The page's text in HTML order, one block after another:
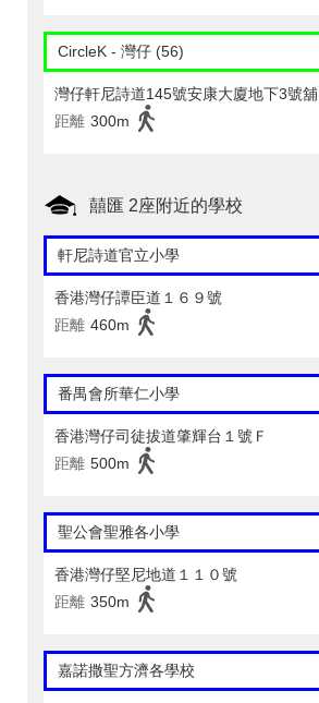
CircleK - 灣仔 (56)
灣仔軒尼詩道145號安康大廈地下3號舖
距離 300m
囍匯 2座附近的學校
軒尼詩道官立小學
香港灣仔譚臣道１６９號
距離 460m
番禺會所華仁小學
香港灣仔司徒拔道肇輝台１號Ｆ
距離 500m
聖公會聖雅各小學
香港灣仔堅尼地道１１０號
距離 350m
嘉諾撒聖方濟各學校